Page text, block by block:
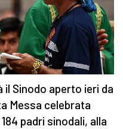
Sinodo aperto ieri da
Messa celebrata
padri sinodali, alla